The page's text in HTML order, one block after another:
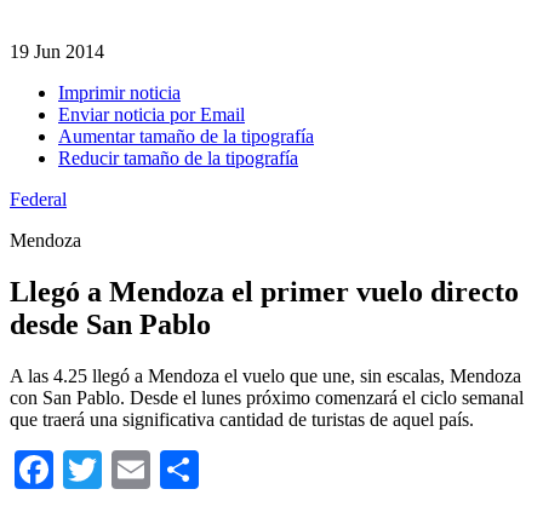
19 Jun 2014
Imprimir noticia
Enviar noticia por Email
Aumentar tamaño de la tipografía
Reducir tamaño de la tipografía
Federal
Mendoza
Llegó a Mendoza el primer vuelo directo
desde San Pablo
A las 4.25 llegó a Mendoza el vuelo que une, sin escalas, Mendoza
con San Pablo. Desde el lunes próximo comenzará el ciclo semanal
que traerá una significativa cantidad de turistas de aquel país.
Facebook
TwitterEmail